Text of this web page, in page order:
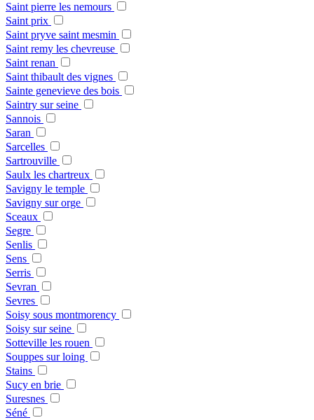
Saint pierre les nemours
Saint prix
Saint pryve saint mesmin
Saint remy les chevreuse
Saint renan
Saint thibault des vignes
Sainte genevieve des bois
Saintry sur seine
Sannois
Saran
Sarcelles
Sartrouville
Saulx les chartreux
Savigny le temple
Savigny sur orge
Sceaux
Segre
Senlis
Sens
Serris
Sevran
Sevres
Soisy sous montmorency
Soisy sur seine
Sotteville les rouen
Souppes sur loing
Stains
Sucy en brie
Suresnes
Séné